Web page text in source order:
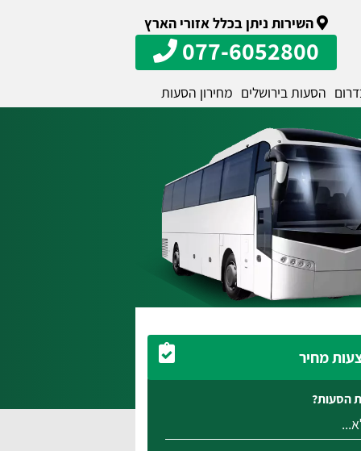
השירות ניתן בכלל אזורי הארץ
077-6052800
הסעות בירושלים מחירון הסעות
הסעות?